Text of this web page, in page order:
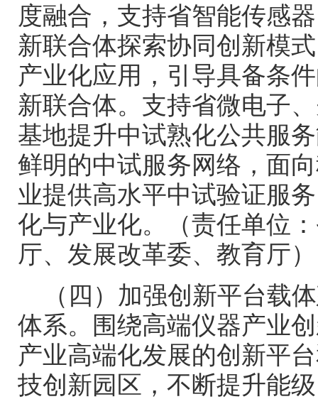
度融合，支持省智能传感
新联合体探索协同创新模
产业化应用，引导具备条
新联合体。支持省微电子
基地提升中试熟化公共服
鲜明的中试服务网络，面
业提供高水平中试验证服
化与产业化。（责任单位
厅、发展改革委、教育厅）
（四）加强创新平台载
体系。围绕高端仪器产业
产业高端化发展的创新平
技创新园区，不断提升能